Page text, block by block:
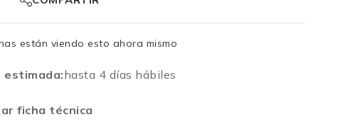
están viendo esto ahora mismo
estimada:hasta 4 días hábiles
ficha técnica